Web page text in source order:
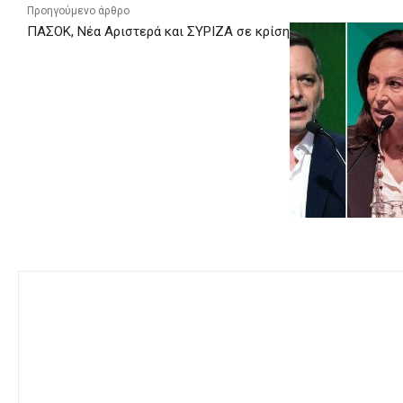
Προηγούμενο άρθρο
ΠΑΣΟΚ, Νέα Αριστερά και ΣΥΡΙΖΑ σε κρίση